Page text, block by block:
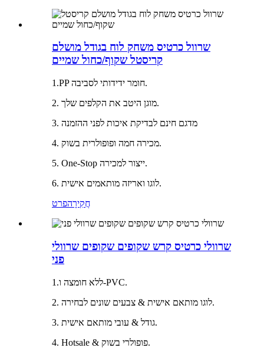
שרוול כרטיס משחק לוח בגודל מושלם
קריסטל שקוף/כחול שמיים
1.PP חומר ידידותי לסביבה.
2. מוגן היטב את הקלפים שלך.
3. מדגם חינם לבדיקת איכות לפני ההזמנה
4. מכירה חמה ופופולרית בשוק.
5. One-Stop ייצור למכירה.
6. לוגו ואריזה מותאמים אישית.
חֲקִירָהפרט
שרוולי כרטיס קרש שקופים שקופים שרוולי
פני
1.ללא חומצה ו-PVC.
2. לוגו מותאם אישית & צבעים שונים לבחירה.
3. גודל & עובי מותאם אישית.
4. Hotsale & פופולרי בשוק.